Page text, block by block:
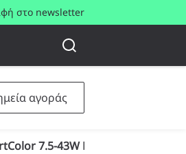
στο newsletter
αγοράς
7.5-43W MR16 927 36D